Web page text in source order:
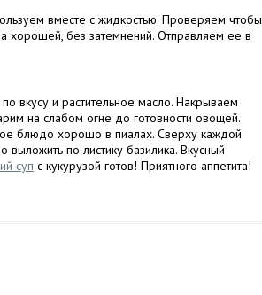
вместе с жидкостью. Проверяем чтобы
хорошей, без затемнений. Отправляем ее в
вкусу и растительное масло. Накрываем
на слабом огне до готовности овощей.
блюдо хорошо в пиалах. Сверху каждой
выложить по листику базилика. Вкусный
суп с кукурузой готов! Приятного аппетита!